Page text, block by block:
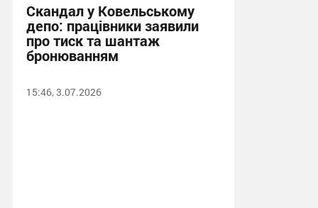
Скандал у Ковельському
депо: працівники заявили
про тиск та шантаж
бронюванням
15:46, 3.07.2026